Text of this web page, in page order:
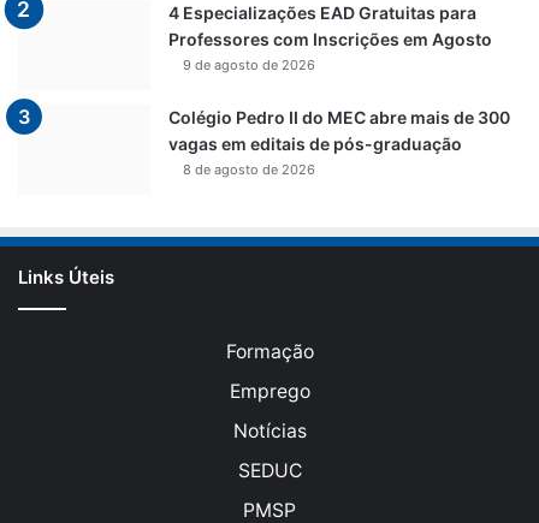
4 Especializações EAD Gratuitas para
Professores com Inscrições em Agosto
9 de agosto de 2026
Colégio Pedro II do MEC abre mais de 300
vagas em editais de pós-graduação
8 de agosto de 2026
Links Úteis
Formação
Emprego
Notícias
SEDUC
PMSP